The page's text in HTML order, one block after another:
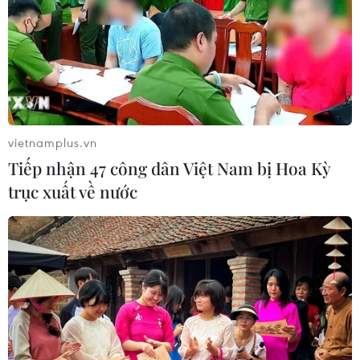
G7 nhất trí tăng cường hỗ trợ các nước
đang phát triển
20/05/2023 07:41
G7 nhấn mạnh tính cấp thiết của việc củng cố chuỗi
cung ứng cho các nguyên liệu công nghiệp, như chất
vietnamplus.vn
Tiếp nhận 47 công dân Việt Nam bị Hoa Kỳ
trục xuất về nước